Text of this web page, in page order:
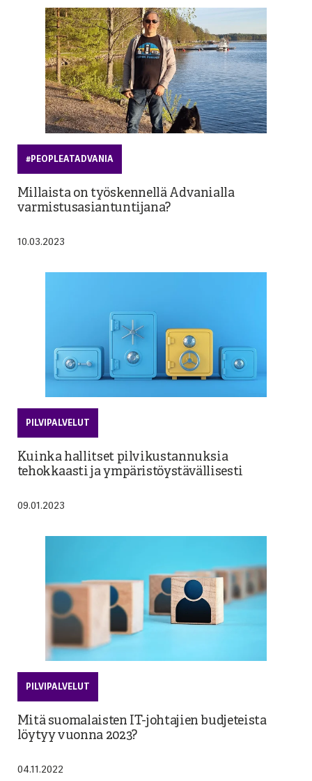
#PEOPLEATADVANIA
Millaista on työskennellä Advanialla
varmistusasiantuntijana?
10.03.2023
PILVIPALVELUT
Kuinka hallitset pilvikustannuksia
tehokkaasti ja ympäristöystävällisesti
09.01.2023
PILVIPALVELUT
Mitä suomalaisten IT-johtajien budjeteista
löytyy vuonna 2023?
04.11.2022